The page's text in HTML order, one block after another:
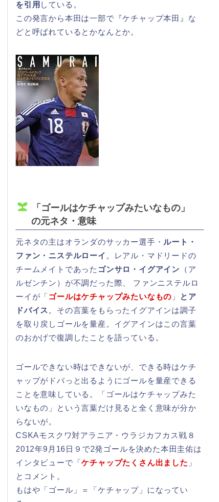
を引用 している。
この発言から本田は一部で『ケチャップ本田』な
どと呼ばれているとかなんとか。
「ゴールはケチャップみたいなもの」
の元ネタ・意味
元ネタの主はオランダのサッカー選手・ ルート・
ファン・ニステルローイ 。レアル・マドリードの
チームメイトであった ゴンサロ・イグアイン （ア
ルゼンチン）が不調だった際、 ファンニステルロ
ーイが「 ゴールはケチャップみたいなもの 」
とア
ドバイス 。その言葉をもらったイグアインは調子
を取り戻しゴールを量産。イグアインはこの言葉
のおかげで復調したことを語っている。
ゴールできない時はできないが、できる時はケチ
ャップがドバっと出るようにゴールを量産できる
ことを意味している。「ゴールはケチャップみた
いなもの」という言葉だけ見ると全く意味が分か
らないが。
CSKAモスクワ対アラニア・ウラジカフカス戦８
2012年9月16日９で2発ゴールを決めた本田圭佑は
インタビューで「ケチャップたくさん出ました 」
とコメント。
もはや「ゴール」＝「ケチャップ」になってい